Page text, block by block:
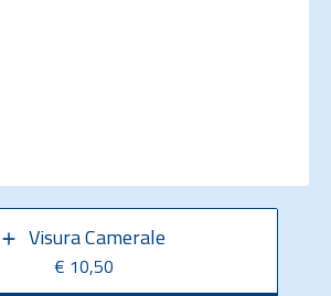
Visura Camerale
€ 10,50